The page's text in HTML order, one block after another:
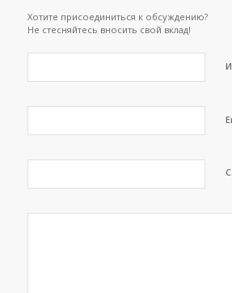
Хотите присоединиться к обсуждению?
Не стесняйтесь вносить свой вклад!